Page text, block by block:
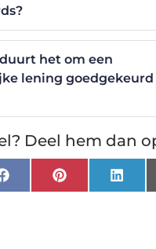
het om een
lening
Deel hem dan
FacebookPinterest